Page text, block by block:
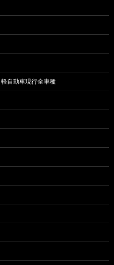
自動車現行全車種